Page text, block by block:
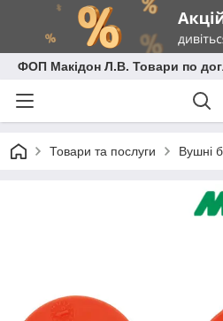
ФОП Макідон Л.В. Товари по
Товари та послуги Вушні